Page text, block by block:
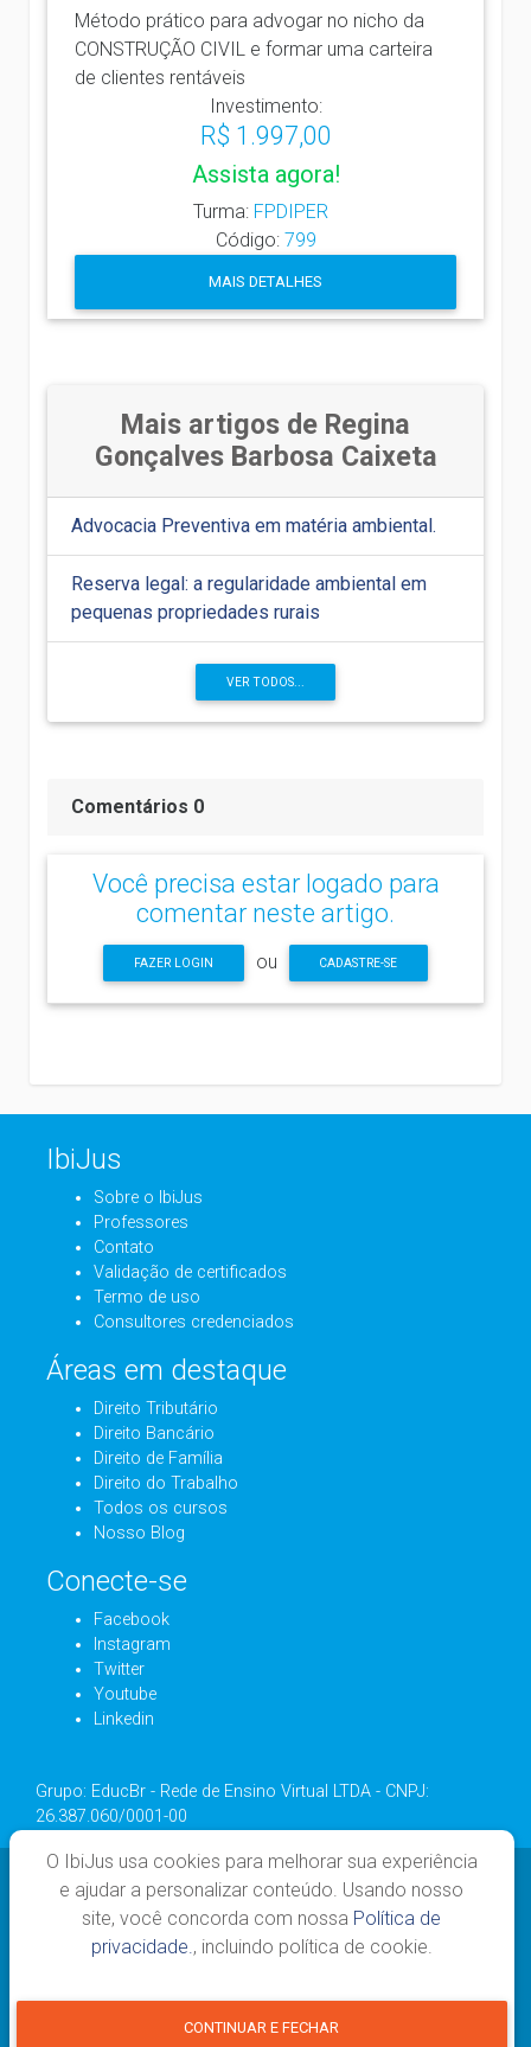
Método prático para advogar no nicho da
CONSTRUÇÃO CIVIL e formar uma carteira
de clientes rentáveis
Investimento:
R$ 1.997,00
Assista agora!
Turma: FPDIPER
Código: 799
MAIS DETALHES
Mais artigos de Regina
Gonçalves Barbosa Caixeta
Advocacia Preventiva em matéria ambiental.
Reserva legal: a regularidade ambiental em
pequenas propriedades rurais
VER TODOS...
Comentários 0
Você precisa estar logado para
comentar neste artigo.
FAZER LOGIN ou CADASTRE-SE
IbiJus
Sobre o IbiJus
Professores
Contato
Validação de certificados
Termo de uso
Consultores credenciados
Áreas em destaque
Direito Tributário
Direito Bancário
Direito de Família
Direito do Trabalho
Todos os cursos
Nosso Blog
Conecte-se
Facebook
Instagram
Twitter
Youtube
Linkedin
Grupo: EducBr - Rede de Ensino Virtual LTDA - CNPJ:
26.387.060/0001-00
O IbiJus usa cookies para melhorar sua experiência
e ajudar a personalizar conteúdo. Usando nosso
site, você concorda com nossa Política de
privacidade., incluindo política de cookie.
CONTINUAR E FECHAR